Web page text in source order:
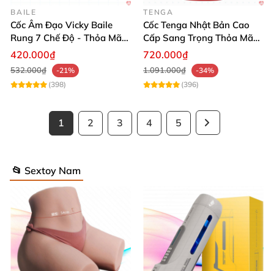
BAILE
Cốc Âm Đạo Vicky Baile
Rung 7 Chế Độ - Thỏa Mãn
Tối Đa
420.000₫
532.000₫
-21%
(398)
TENGA
Cốc Tenga Nhật Bản Cao
Cấp Sang Trọng Thỏa Mãn
Tuyệt Đỉnh
720.000₫
1.091.000₫
-34%
(396)
1 2 3 4 5
📂 Sextoy Nam